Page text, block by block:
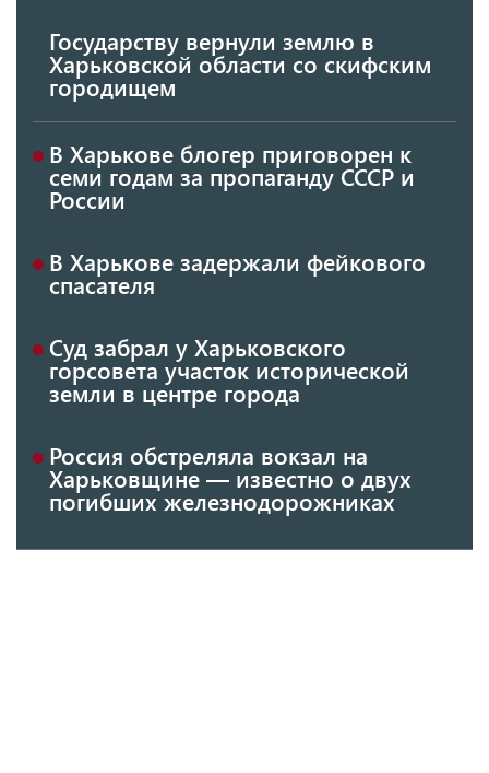
Государству вернули землю в
Харьковской области со скифским
городищем
В Харькове блогер приговорен к
семи годам за пропаганду СССР и
России
В Харькове задержали фейкового
спасателя
Суд забрал у Харьковского
горсовета участок исторической
земли в центре города
Россия обстреляла вокзал на
Харьковщине — известно о двух
погибших железнодорожниках